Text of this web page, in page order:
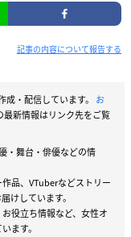
記事の内容について報告する
・配信しています。 お
最新情報はリンク先をご覧
・舞台・俳優などの情
品、VTuberなどストリー
けしています。
役立ち情報など、女性オ
ます。